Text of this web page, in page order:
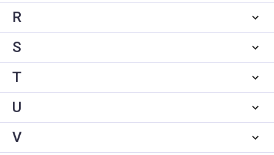
R
S
T
U
V